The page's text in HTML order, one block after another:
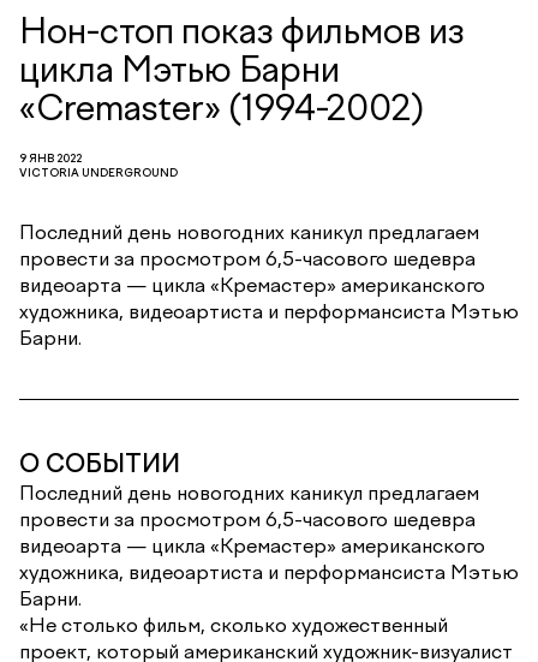
Нон-стоп показ фильмов из
цикла Мэтью Барни
«Cremaster» (1994-2002)
9 ЯНВ 2022
VICTORIA UNDERGROUND
Последний день новогодних каникул предлагаем
провести за просмотром 6,5-часового шедевра
видеоарта — цикла «Кремастер» американского
художника, видеоартиста и перформансиста Мэтью
Барни.
О СОБЫТИИ
Последний день новогодних каникул предлагаем
провести за просмотром 6,5-часового шедевра
видеоарта — цикла «Кремастер» американского
художника, видеоартиста и перформансиста Мэтью
Барни.
«Не столько фильм, сколько художественный
проект, который американский художник-визуалист